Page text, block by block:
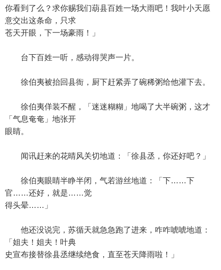
你看到了么？求你赐我们葫县百姓一场大雨吧！我叶小天愿
意交出这条命，只求
苍天开眼，下一场豪雨！」
台下百姓一听，感动得哭声一片。
徐伯夷被抬回县衙，厨下赶紧弄了碗稀粥给他灌下去。
徐伯夷佯装不醒，「迷迷糊糊」地喝了大半碗粥，这才
「气息奄奄」地张开
眼睛。
闻讯赶来的花晴风关切地道：「徐县丞，你还好吧？」
徐伯夷眼睛半睁半闭，气若游丝地道：「下……下
官……还好，就是……觉
得头晕……」
他还没说完，苏循天就急急跑了进来，咋咋唬唬地道：
「姐夫！姐夫！叶典
史宣布接替徐县丞继续绝食，直至苍天降雨啦！」